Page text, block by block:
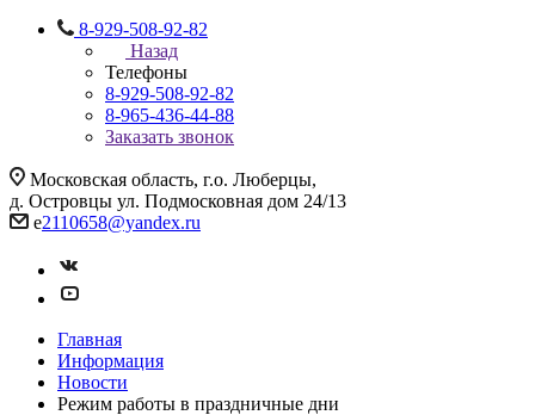
8-929-508-92-82
Назад
Телефоны
8-929-508-92-82
8-965-436-44-88
Заказать звонок
Московская область, г.о. Люберцы,
д. Островцы ул. Подмосковная дом 24/13
e2110658@yandex.ru
Главная
Информация
Новости
Режим работы в праздничные дни